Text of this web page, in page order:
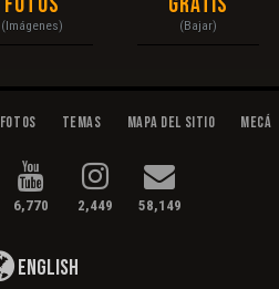
(Imágenes) (Bajar)
Fotos Temas Mapa del Sitio
6,770 2,449 58,149
English